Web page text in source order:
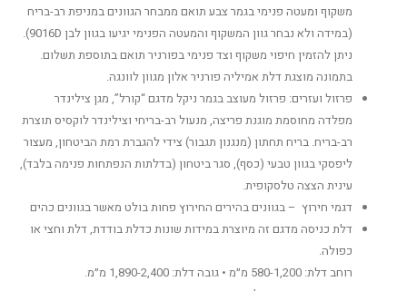
משקוף ומעטה פנימי בגמר צבע תואם ממבחר הגוונים במניפת רב-בריח
(במידה ולא נבחר גוון המשקוף והמעטה הפנימי יגיעו בגוון לבן 9016D).
ניתן להזמין חיפוי משקוף וצד פנימי בפורניר תואם בתוספת תשלום.
בתמונה מוצגת דלת אמיליה פורניר אלון מגוון לוונגה.
פרזול ועזרים: פרזול מעוצב בגמר ניקל מדגם “קורל”, מגן צילינדר
מפלדה מחוסמת מוגנת פריצה, מנעול רב-בריחי וצילינדר לוקסיס תוצרת
רב-בריח. בריח תחתון (מנגנון תגבור) צידי להגברת רמת הביטחון, מעצור
ליפסקי בגוון טבעי (כסף), סגר ביטחון (בדלתות הנפתחות פנימה בלבד),
עינית הצצה טלסקופית.
דגמי חירוץ – בגוונים בהירים החירוץ פחות בולט מאשר בגוונים כהים
דלת כניסה מדגם זה מיוצרת במידות שונות כדלת בודדת, דלת וחצי או
כפולה.
רוחב דלת: 580-1,200 מ״מ • גובה דלת: 1,890-2,400 מ״מ.